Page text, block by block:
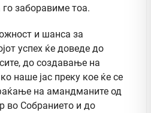
заборавиме тоа.
и шанса за
успех ќе доведе до
до создавање на
наше јас преку кое ќе се
на амандманите од
во Собранието и до